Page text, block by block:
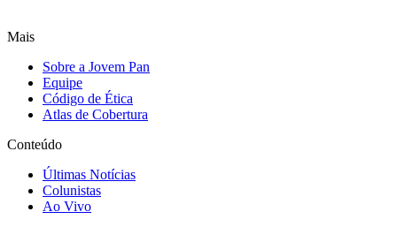
Mais
Sobre a Jovem Pan
Equipe
Código de Ética
Atlas de Cobertura
Conteúdo
Últimas Notícias
Colunistas
Ao Vivo